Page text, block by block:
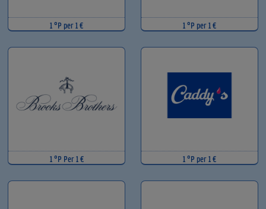
1 °P per 1 € 1 °P per 1 €
1 °P Per 1 € 1 °P per 1 €